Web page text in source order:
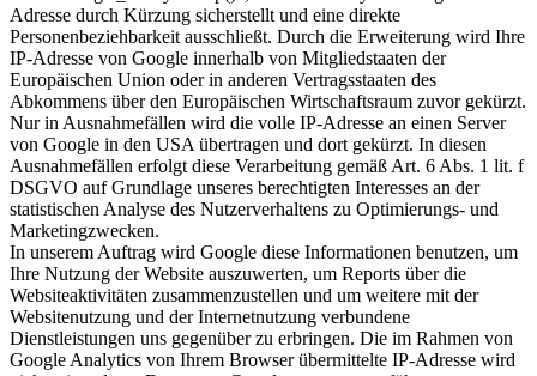
Adresse durch Kürzung sicherstellt und eine direkte
Personenbeziehbarkeit ausschließt. Durch die Erweiterung wird Ihre
IP-Adresse von Google innerhalb von Mitgliedstaaten der
Europäischen Union oder in anderen Vertragsstaaten des
Abkommens über den Europäischen Wirtschaftsraum zuvor gekürzt.
Nur in Ausnahmefällen wird die volle IP-Adresse an einen Server
von Google in den USA übertragen und dort gekürzt. In diesen
Ausnahmefällen erfolgt diese Verarbeitung gemäß Art. 6 Abs. 1 lit. f
DSGVO auf Grundlage unseres berechtigten Interesses an der
statistischen Analyse des Nutzerverhaltens zu Optimierungs- und
Marketingzwecken.
In unserem Auftrag wird Google diese Informationen benutzen, um
Ihre Nutzung der Website auszuwerten, um Reports über die
Websiteaktivitäten zusammenzustellen und um weitere mit der
Websitenutzung und der Internetnutzung verbundene
Dienstleistungen uns gegenüber zu erbringen. Die im Rahmen von
Google Analytics von Ihrem Browser übermittelte IP-Adresse wird